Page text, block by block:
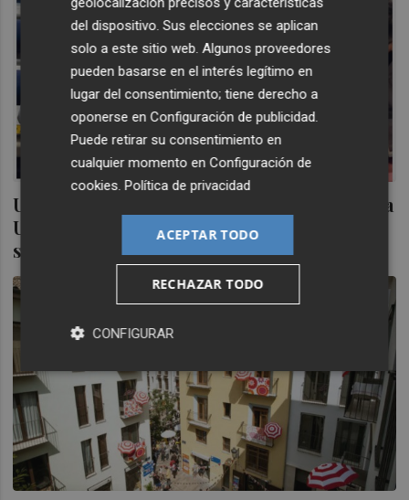
Una firma con proveedor ruso: la murciana
Union for Leather no prevé problemas por
sanciones
del dispositivo. Sus elecciones se aplican
solo a este sitio web. Algunos proveedores
pueden basarse en el interés legítimo en
lugar del consentimiento; tiene derecho a
oponerse enConfiguración de publicidad.
Puede retirar su consentimiento en
cualquier momento enConfiguración de
cookies.Política de privacidad
ACEPTAR TODO
RECHAZAR TODO
CONFIGURAR